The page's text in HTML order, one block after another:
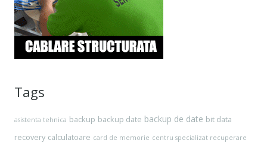
Tags
asistenta tehnica backup backup date backup de date bit data
recovery calculatoare card de memorie centru specializat recuperare